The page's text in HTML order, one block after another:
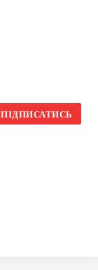
ПІДПИСАТИСЬ